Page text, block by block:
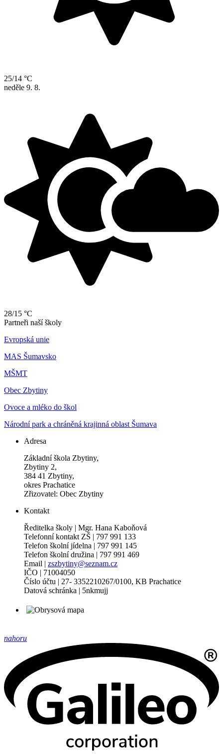
25/14 °C
neděle 9. 8.
28/15 °C
Partneři naší školy
Evropská unie
MAS Šumavsko
MŠMT
Obec Zbytiny
Ovoce a mléko do škol
Národní park a chráněná krajinná oblast Šumava
Adresa
Základní škola Zbytiny,
Zbytiny 2,
384 41 Zbytiny,
okres Prachatice
Zřizovatel: Obec Zbytiny
Kontakt
Ředitelka školy | Mgr. Hana Kaboňová
Telefonní kontakt ZŠ | 797 991 133
Telefon školní jídelna | 797 991 145
Telefon školní družina | 797 991 469
Email | zszbytiny@seznam.cz
IČO | 71004050
Číslo účtu | 27- 3352210267/0100, KB Prachatice
Datová schránka | 5nkmujj
nahoru